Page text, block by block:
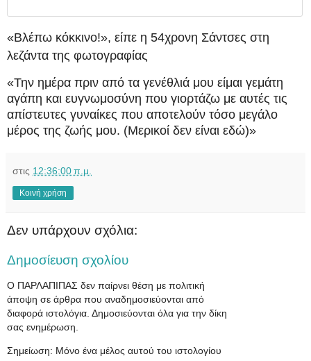
«Βλέπω κόκκινο!», είπε η 54χρονη Σάντσες στη
λεζάντα της φωτογραφίας
«Την ημέρα πριν από τα γενέθλιά μου είμαι γεμάτη
αγάπη και ευγνωμοσύνη που γιορτάζω με αυτές τις
απίστευτες γυναίκες που αποτελούν τόσο μεγάλο
μέρος της ζωής μου. (Μερικοί δεν είναι εδώ)»
στις 12:36:00 π.μ.
Κοινή χρήση
Δεν υπάρχουν σχόλια:
Δημοσίευση σχολίου
Ο ΠΑΡΛΑΠΙΠΑΣ δεν παίρνει θέση με πολιτική
άποψη σε άρθρα που αναδημοσιεύονται από
διαφορά ιστολόγια. Δημοσιεύονται όλα για την δίκη
σας ενημέρωση.
Σημείωση: Μόνο ένα μέλος αυτού του ιστολογίου